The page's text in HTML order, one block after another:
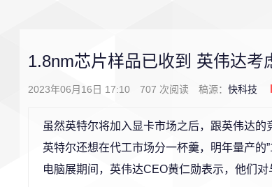
1.8nm芯片样品已收到 英伟达考
2023年06月16日 17:10 707 次阅读 稿源： 快科技
虽然英特尔将加入显卡市场之后，跟英伟达
英特尔还想在代工市场分一杯羹，明年量产的
电脑展期间，英伟达CEO黄仁勋表示，他们对